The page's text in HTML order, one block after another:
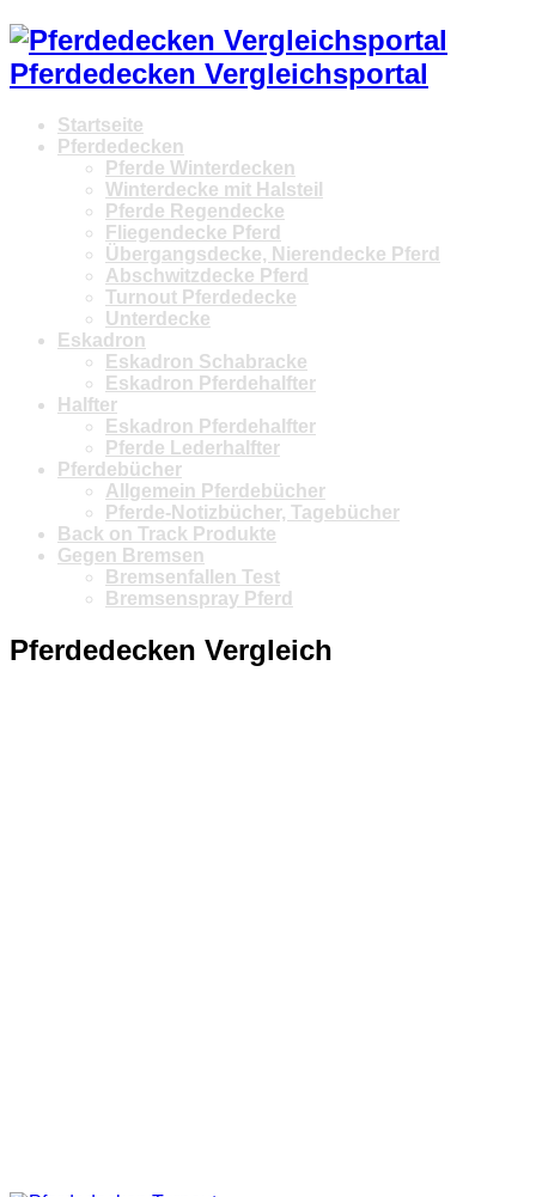
Pferdedecken Vergleichsportal
Startseite
Pferdedecken
Pferde Winterdecken
Winterdecke mit Halsteil
Pferde Regendecke
Fliegendecke Pferd
Übergangsdecke, Nierendecke Pferd
Abschwitzdecke Pferd
Turnout Pferdedecke
Unterdecke
Eskadron
Eskadron Schabracke
Eskadron Pferdehalfter
Halfter
Eskadron Pferdehalfter
Pferde Lederhalfter
Pferdebücher
Allgemein Pferdebücher
Pferde-Notizbücher, Tagebücher
Back on Track Produkte
Gegen Bremsen
Bremsenfallen Test
Bremsenspray Pferd
Pferdedecken Vergleich